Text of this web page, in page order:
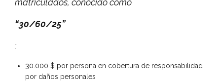
“30/60/25”
:
30.000 $ por persona en cobertura de responsabilidad
por daños personales